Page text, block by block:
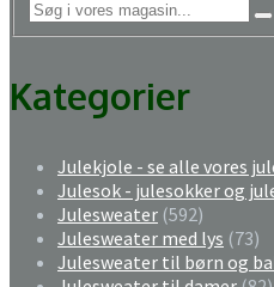
Kategorier
Julekjole - se alle vores
Julesok - julesokker og
Julesweater (592)
Julesweater med lys (73)
Julesweater til børn og